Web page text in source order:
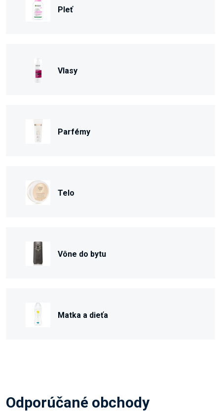
Pleť
Vlasy
Parfémy
Telo
Vône do bytu
Matka a dieťa
Odporúčané obchody